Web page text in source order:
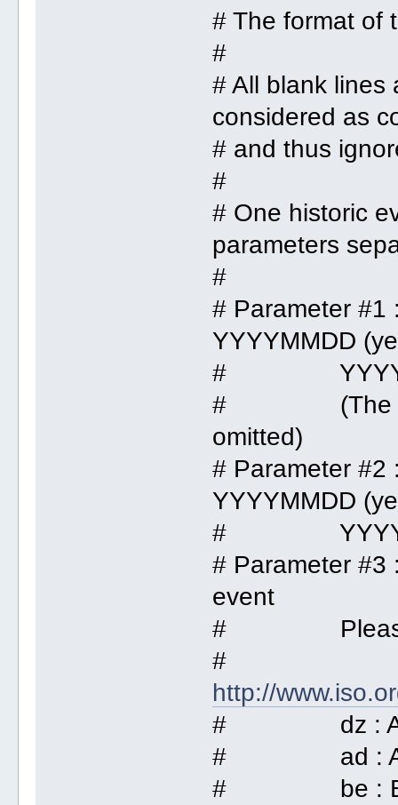
# The format of
#
# All blank lines
considered as
# and thus
#
# One historic
parameters
#
# Parameter #1
YYYYMMDD
# YYYYMM
# (The
omitted)
# Parameter #2
YYYYMMDD
# YYYYMM
# Parameter #3
event
# Please
#
http://
# dz :
# ad :
# be :